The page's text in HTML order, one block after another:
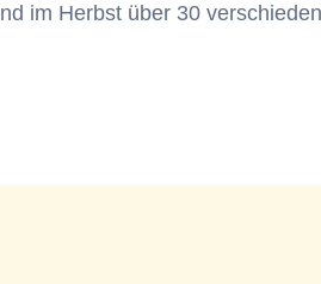
im Herbst über 30